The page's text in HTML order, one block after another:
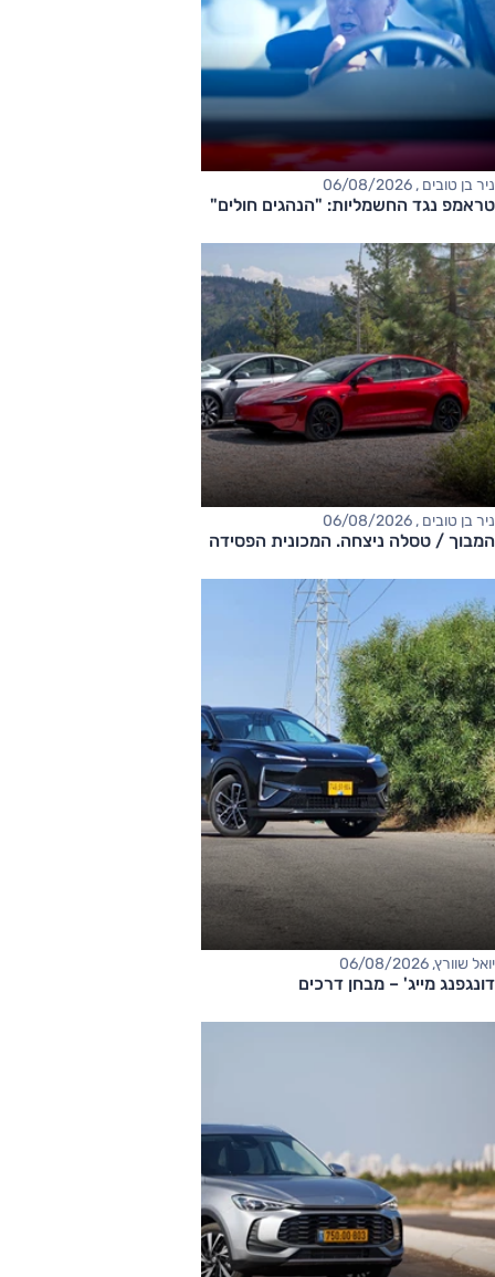
ניר בן טובים , 06/08/2026
טראמפ נגד החשמליות: "הנהגים חולים"
ניר בן טובים , 06/08/2026
המבוך / טסלה ניצחה. המכונית הפסידה
יואל שוורץ, 06/08/2026
דונגפנג מייג' – מבחן דרכים